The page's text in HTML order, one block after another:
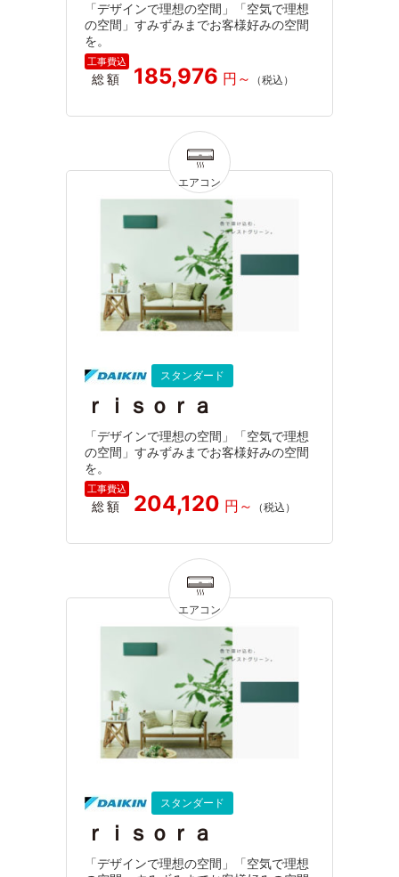
「デザインで理想の空間」「空気で理想
の空間」すみずみまでお客様好みの空間
を。
総額 185,976
スタンダード
ｒｉｓｏｒａ
「デザインで理想の空間」「空気で理想
の空間」すみずみまでお客様好みの空間
を。
総額 204,120
スタンダード
ｒｉｓｏｒａ
「デザインで理想の空間」「空気で理想